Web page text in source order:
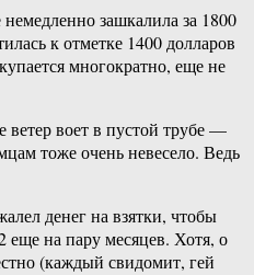
зашкалила за 1800
к отметке 1400 долларов
многократно, еще не
воет в пустой трубе —
тоже очень невесело. Ведь
денег на взятки, чтобы
на пару месяцев. Хотя, о
(каждый свидомит, гей